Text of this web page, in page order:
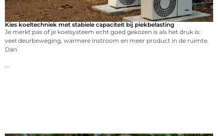
Kies koeltechniek met stabiele capaciteit bij piekbelasting
Je merkt pas of je koelsysteem echt goed gekozen is als het druk is:
veel deurbeweging, warmere instroom en meer product in de ruimte.
Dan
...